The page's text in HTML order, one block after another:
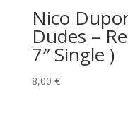
Nico
Dudes –
7″ Single )
8,00 €